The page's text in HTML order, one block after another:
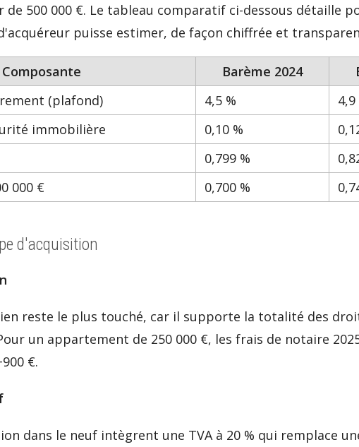
de 500 000 €. Le tableau comparatif ci-dessous détaille
puisse estimer, de façon chiffrée et
Composante Barème 2024
(plafond)
4,5 % 4,9
immobilière
0,10 %
0,799 %
000 €
0,700 %
d'acquisition
reste le plus touché, car il supporte la totalité des
un appartement de 250 000 €, les frais de notaire
€.
dans le neuf intègrent une TVA à 20 % qui remplace